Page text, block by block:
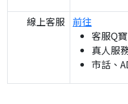
線上客服 前往
客服Q
真人服
市話、